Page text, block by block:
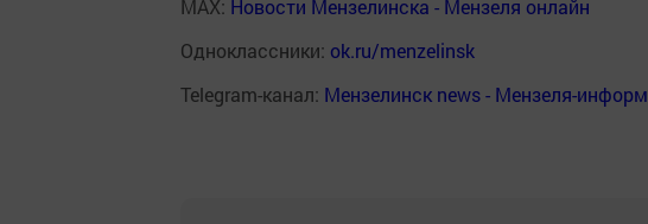
MAX: Новости Мензелинска - Мензеля онлайн
Одноклассники: ok.ru/menzelinsk
Telegram-канал: Мензелинск news - Мензеля-информ